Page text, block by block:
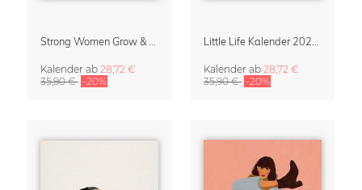
Kalender ab 28,72 €
35,90 € -20%
Kalender ab 28,72 €
35,90 € -20%